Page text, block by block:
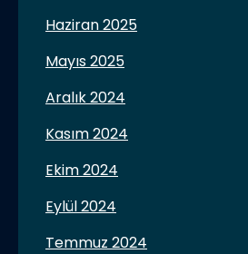
Haziran 2025
Mayıs 2025
Aralık 2024
Kasım 2024
Ekim 2024
Eylül 2024
Temmuz 2024